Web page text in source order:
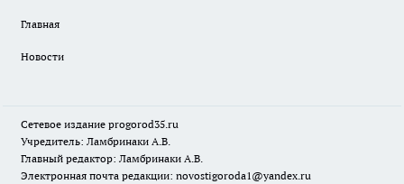
Главная
Новости
Сетевое издание progorod35.ru
Учредитель: Ламбринаки А.В.
Главный редактор: Ламбринаки А.В.
Электронная почта редакции: novostigoroda1@yandex.ru